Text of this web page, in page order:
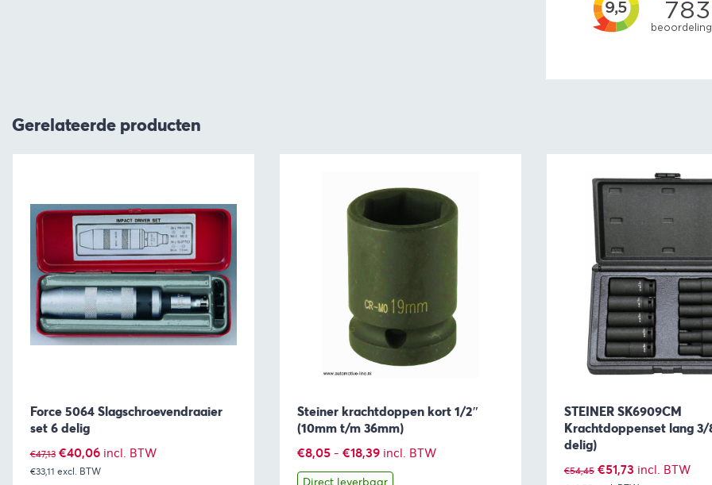
Gerelateerde producten
Force 5064 Slagschroevendraaier
set 6 delig
€47,13 Oorspronkelijke
prijs
€40,06Huidige
prijs
incl. BTW
€33,11 excl. BTW
Steiner krachtdoppen kort 1/2″
(10mm t/m 36mm)
€8,05 - €18,39Prijsklasse:
€8,05
incl. BTW
Direct leverbaar
STEINER SK6909CM
Krachtdoppenset lang 3/
delig)
€54,45 Oorspronkelijke
€51,73Huidige
incl. BTW